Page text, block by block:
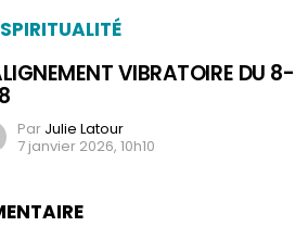
SPIRITUALITÉ
VIBRATOIRE DU 8-
Par Julie Latour
7 janvier 2026, 10h10